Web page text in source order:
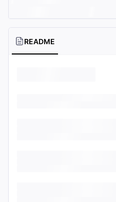
README